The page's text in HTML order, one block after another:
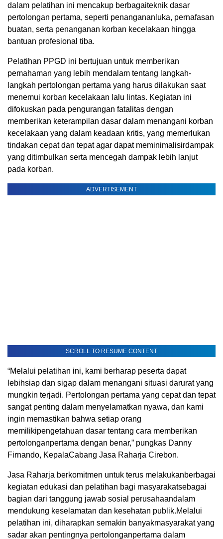
dalam pelatihan ini mencakup berbagaiteknik dasar
pertolongan pertama, seperti penanganan luka, pernafasan
buatan, serta penanganan korban kecelakaan hingga
bantuan profesional tiba.
Pelatihan PPGD ini bertujuan untuk memberikan
pemahaman yang lebih mendalam tentang langkah-
langkah pertolongan pertama yang harus dilakukan saat
menemui korban kecelakaan lalu lintas. Kegiatan ini
difokuskan pada pengurangan fatalitas dengan
memberikan keterampilan dasar dalam menangani korban
kecelakaan yang dalam keadaan kritis, yang memerlukan
tindakan cepat dan tepat agar dapat meminimalisirdampak
yang ditimbulkan serta mencegah dampak lebih lanjut
pada korban.
ADVERTISEMENT
SCROLL TO RESUME CONTENT
“Melalui pelatihan ini, kami berharap peserta dapat
lebihsiap dan sigap dalam menangani situasi daruratyang
mungkin terjadi. Pertolongan pertama yang cepatdan tepat
sangat penting dalam menyelamatkan nyawa, dan kami
ingin memastikan bahwa setiap orang
memilikipengetahuan dasar tentang cara memberikan
pertolonganpertama dengan benar,” pungkas Danny
Firnando, KepalaCabang Jasa Raharja Cirebon.
Jasa Raharja berkomitmen untuk terus melakukanberbagai
kegiatan edukasi dan pelatihan bagi masyarakatsebagai
bagian dari tanggung jawab sosial perusahaandalam
mendukung keselamatan dan kesehatan publik.Melalui
pelatihan ini, diharapkan semakin banyakmasyarakatyang
sadar akan pentingnya pertolonganpertama dalam